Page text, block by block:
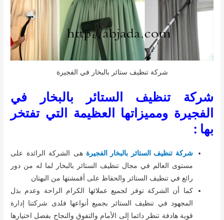
شركة تنظيف ستائر بالبخار في الفجيرة
شركة تنظيف الستائر بالبخار في
الفجيرة ومميزاتها العظيمة التي تفتخر
بها :
شركة تنظيف الستائر بالبخار الفجيرة هى الشركة الرائدة على
مستوى العالم في مجال تنظيف الستائر بالبخار لما له من دور
رائع في تنظيف الستائر والحفاظ على أقمشتها من البهتان
كما أن الشركة توفر لجميع عملائها الكرام الراحة وعدم بذل
المجهود في تنظيف الستائر بجميع أنواعها فلدى شركتنا إدارة
قوية هادفة تنظر دائما إلى الأمام والتفوق والنجاح بفضل اختيارها